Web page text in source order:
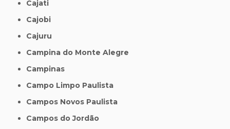
Cajati
Cajobi
Cajuru
Campina do Monte Alegre
Campinas
Campo Limpo Paulista
Campos Novos Paulista
Campos do Jordão